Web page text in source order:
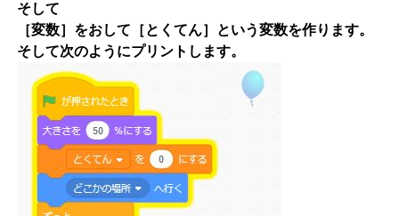
そして
［変数］をおして［とくてん］という変数を作ります。
そして次のようにプリントします。